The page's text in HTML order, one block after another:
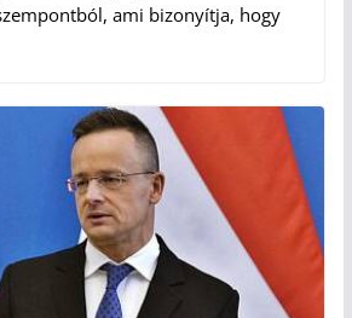
ami bizonyítja, hogy